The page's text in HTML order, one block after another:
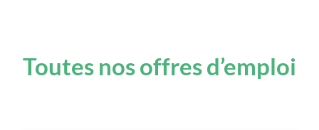
Toutes nos offres d’emploi